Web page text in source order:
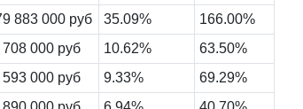
883 000 руб 35.09%
166.00%
000 руб 10.62%
63.50%
000 руб 9.33%
69.29%